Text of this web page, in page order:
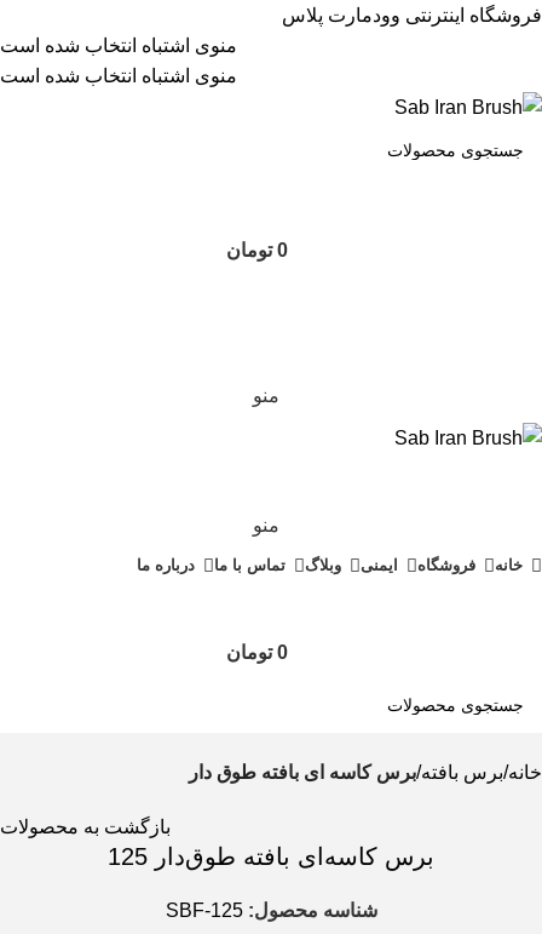
فروشگاه اینترنتی وودمارت پلاس
منوی اشتباه انتخاب شده است
منوی اشتباه انتخاب شده است
0 تومان
منو
منو
خانه فروشگاه ایمنی وبلاگ تماس با ما درباره ما
0 تومان
خانه برس بافته برس کاسه ای بافته طوق دار
بازگشت به محصولات
برس کاسه‌ای بافته طوق‌دار 125
شناسه محصول:SBF-125